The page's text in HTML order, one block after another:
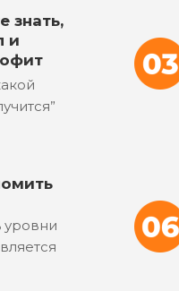
знать,
и
уровни